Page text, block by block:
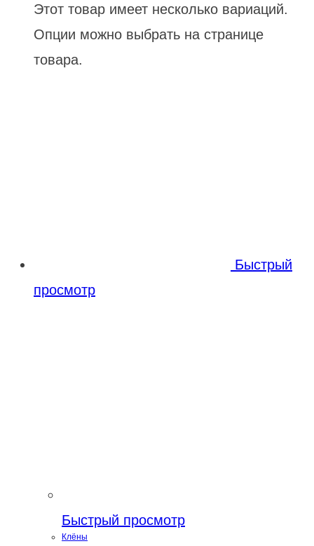
Этот товар имеет несколько вариаций.
Опции можно выбрать на странице
товара.
Быстрый
просмотр
Быстрый просмотр
Клёны